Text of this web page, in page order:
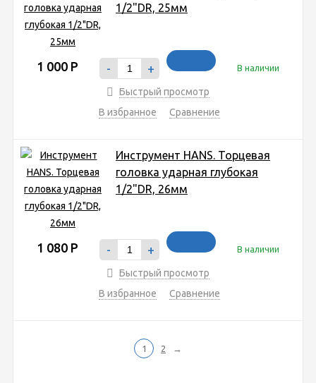
1/2"DR, 25мм
1 000 Р - + В наличии
Быстрый просмотр
В избранное
Сравнение
Инструмент HANS. Торцевая
головка ударная глубокая
1/2"DR, 26мм
1 080 Р - + В наличии
Быстрый просмотр
В избранное
Сравнение
1 2 →